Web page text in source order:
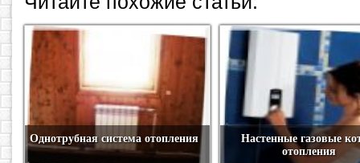
Однотрубная система отопления
Настенные газовые
отопления